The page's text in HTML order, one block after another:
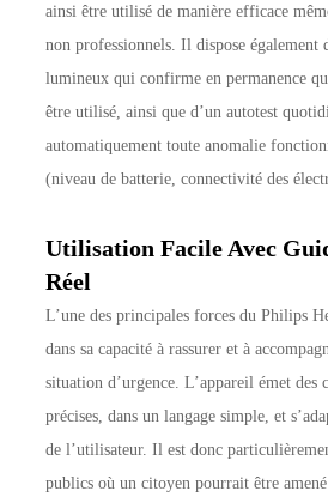
ainsi être utilisé de manière efficace
non professionnels. Il dispose également
lumineux qui confirme en permanence
être utilisé, ainsi que d’un autotest
automatiquement toute anomalie
(niveau de batterie, connectivité des
Utilisation Facile Avec
Réel
L’une des principales forces du Philips
dans sa capacité à rassurer et à
situation d’urgence. L’appareil émet des
précises, dans un langage simple, et
de l’utilisateur. Il est donc
publics où un citoyen pourrait être